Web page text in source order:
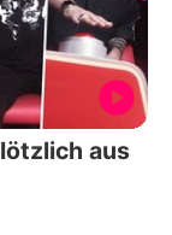
aus